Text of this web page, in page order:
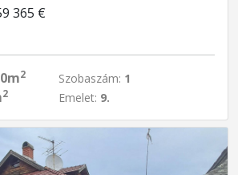
365 €
2
2
Szobaszám: 1
Emelet: 9.